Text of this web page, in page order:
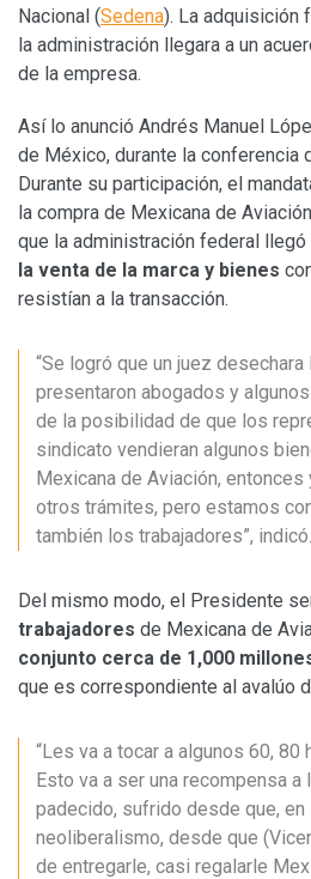
Nacional (Sedena). La adquisición
la administración llegara a un
de la empresa.
Así lo anunció Andrés Manuel
de México, durante la conferencia
Durante su participación, el
la compra de Mexicana de
que la administración federal llegó
la venta de la marca y bienes
resistían a la transacción.
“Se logró que un juez
presentaron abogados y
de la posibilidad de que los
sindicato vendieran algunos
Mexicana de Aviación,
otros trámites, pero estamos
también los trabajadores”, indicó.
Del mismo modo, el Presidente
trabajadores de Mexicana de
conjunto cerca de 1,000
que es correspondiente al avalúo
“Les va a tocar a algunos 60, 80
Esto va a ser una recompensa a
padecido, sufrido desde que,
neoliberalismo, desde que
de entregarle, casi regalarle